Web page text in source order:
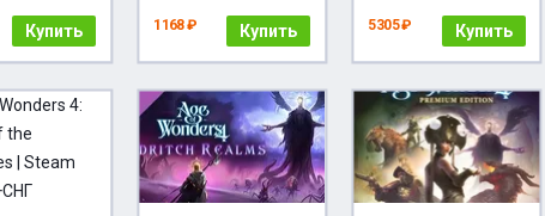
Купить 1168 ₽ Купить 5305 ₽ Купить